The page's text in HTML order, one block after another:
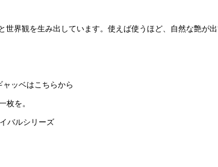
界観を生み出しています。使えば使うほど、自然な艶が出
ャッベはこちらから
枚を。
バルシリーズ